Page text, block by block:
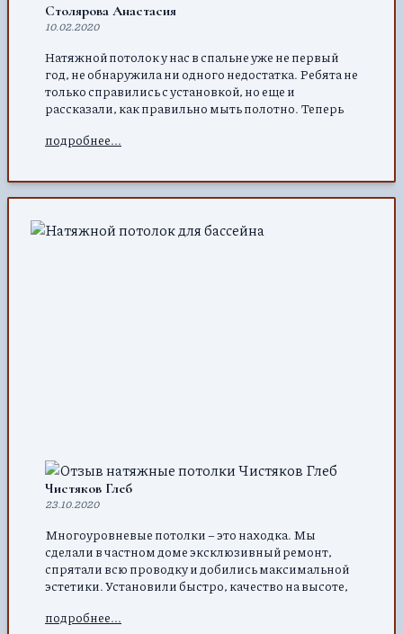
Столярова Анастасия
10.02.2020
Натяжной потолок у нас в спальне уже не первый
год, не обнаружила ни одного недостатка. Ребята не
только справились с установкой, но еще и
рассказали, как правильно мыть полотно. Теперь
практично!
подробнее...
Чистяков Глеб
23.10.2020
Многоуровневые потолки – это находка. Мы
сделали в частном доме эксклюзивный ремонт,
спрятали всю проводку и добились максимальной
эстетики. Установили быстро, качество на высоте,
именно этой компании.
подробнее...